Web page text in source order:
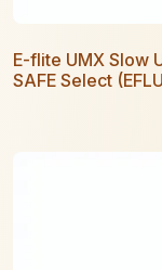
E-flite UMX Slow
SAFE Select